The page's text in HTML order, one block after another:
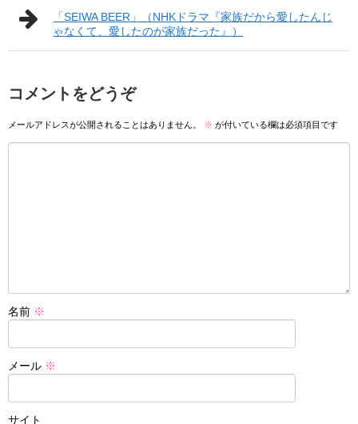
「SEIWA BEER」（NHKドラマ『家族だから愛したんじ
ゃなくて、愛したのが家族だった』）
コメントをどうぞ
メールアドレスが公開されることはありません。 ※ が付いている欄は必須項目です
名前 ※
メール ※
サイト